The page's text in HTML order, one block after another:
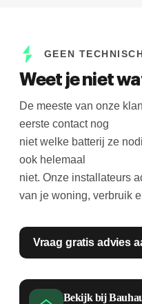
GEEN
Weet je niet
De meeste van onze
eerste contact nog
niet welke batterij ze
ook helemaal
niet. Onze installateurs
van je woning, verbruik
Vraag gratis advies
Bekijk bij